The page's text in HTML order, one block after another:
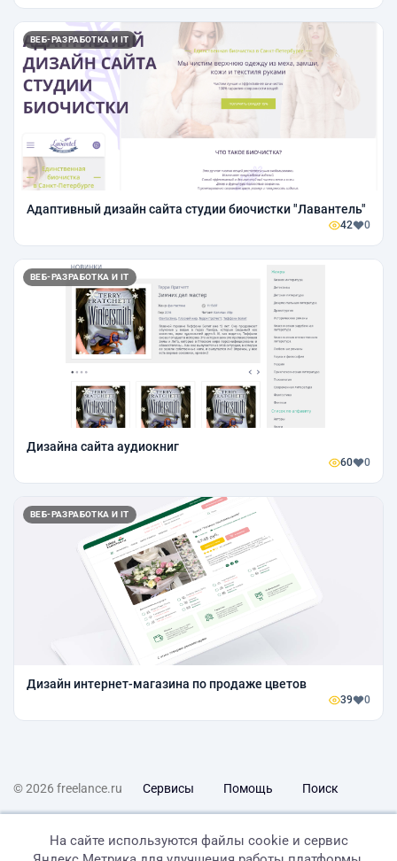
ВЕБ-РАЗРАБОТКА И IT
Адаптивный дизайн сайта студии биочистки "Лавантель"
42 0
ВЕБ-РАЗРАБОТКА И IT
Дизайна сайта аудиокниг
60 0
ВЕБ-РАЗРАБОТКА И IT
Дизайн интернет-магазина по продаже цветов
39 0
© 2026 freelance.ru Сервисы Помощь Поиск
На сайте используются файлы cookie и сервис